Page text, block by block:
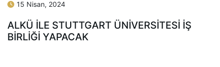
15 Nisan, 2024
ALKÜ İLE STUTTGART ÜNİVERSİTESİ İŞ
BİRLİĞİ YAPACAK